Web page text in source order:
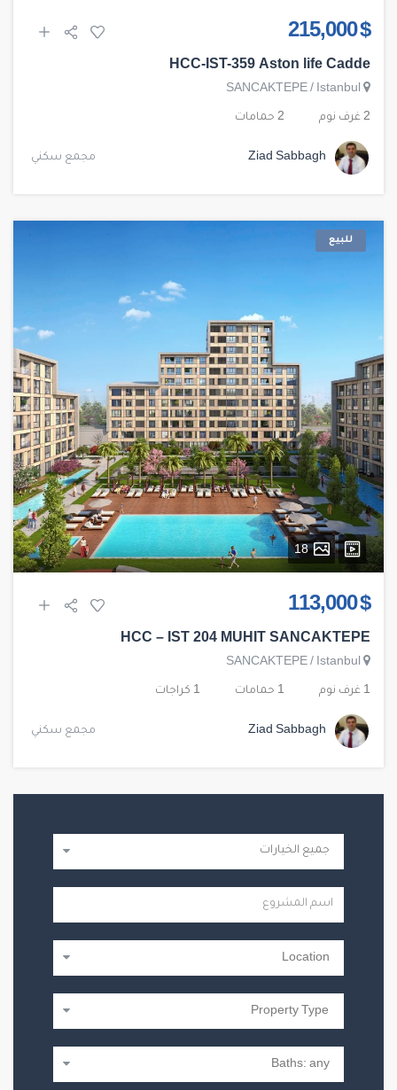
$ 215,000
HCC-IST-359 Aston life Cadde
SANCAKTEPE / Istanbul
2 غرف نوم 2 حمامات
Ziad Sabbagh مجمع سكني
للبيع
18
$ 113,000
HCC – IST 204 MUHIT SANCAKTEPE
SANCAKTEPE / Istanbul
1 غرف نوم 1 حمامات 1 كراجات
Ziad Sabbagh مجمع سكني